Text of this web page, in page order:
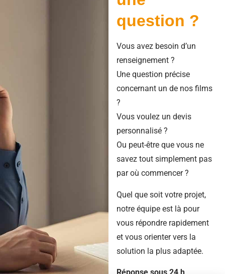
question ?
Vous avez besoin d’un
renseignement ?
Une question précise
concernant un de nos films
?
Vous voulez un devis
personnalisé ?
Ou peut-être que vous ne
savez tout simplement pas
par où commencer ?
Quel que soit votre projet,
notre équipe est là pour
vous répondre rapidement
et vous orienter vers la
solution la plus adaptée.